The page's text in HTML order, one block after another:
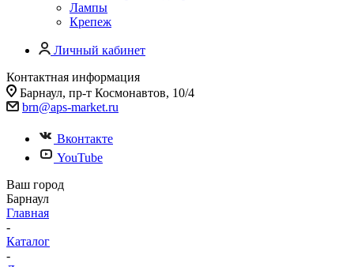
Лампы
Крепеж
Личный кабинет
Контактная информация
Барнаул, пр-т Космонавтов, 10/4
brn@aps-market.ru
Вконтакте
YouTube
Ваш город
Барнаул
Главная
-
Каталог
-